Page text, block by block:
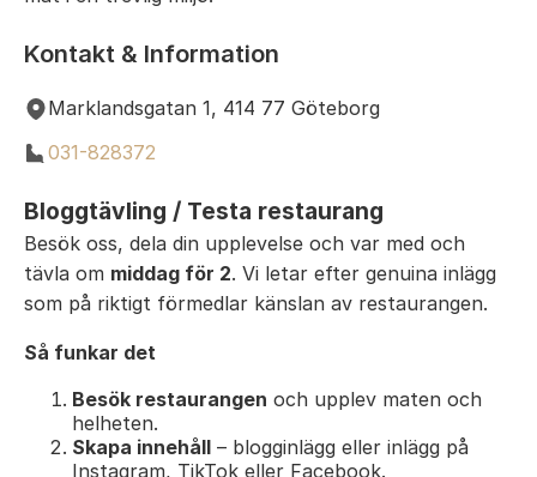
Kontakt & Information
Marklandsgatan 1, 414 77 Göteborg
031-828372
Bloggtävling / Testa restaurang
Besök oss, dela din upplevelse och var med och
tävla om middag för 2. Vi letar efter genuina inlägg
som på riktigt förmedlar känslan av restaurangen.
Så funkar det
Besök restaurangen och upplev maten och
helheten.
Skapa innehåll – blogginlägg eller inlägg på
Instagram, TikTok eller Facebook.